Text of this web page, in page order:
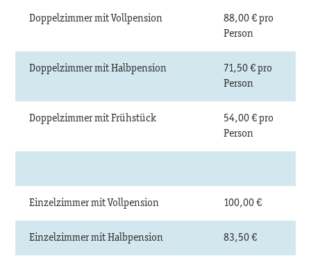
Doppelzimmer mit Vollpension
88,00 € pro
Person
Doppelzimmer mit Halbpension
71,50 € pro
Person
Doppelzimmer mit Frühstück
54,00 € pro
Person
Einzelzimmer mit Vollpension 100,00 €
Einzelzimmer mit Halbpension 83,50 €